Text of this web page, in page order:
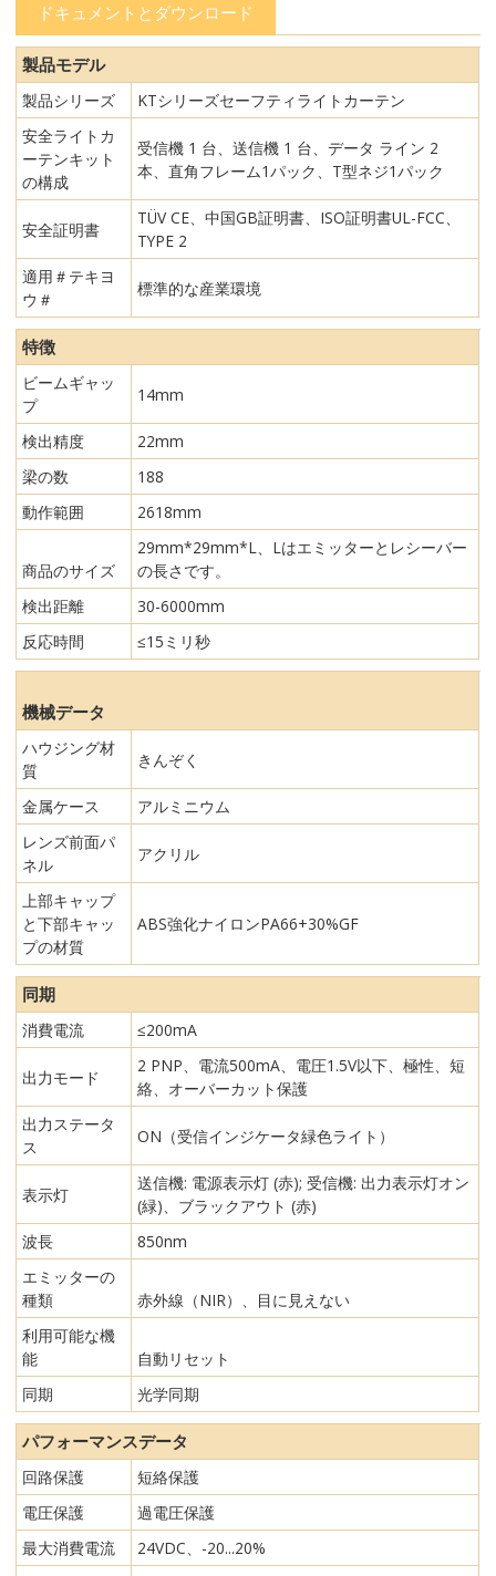
ドキュメントとダウンロード
製品モデル
製品シリーズ
KTシリーズセーフティライトカーテン
安全ライトカ
ーテンキット
の構成
受信機 1 台、送信機 1 台、データ ライン 2
本、直角フレーム1パック、T型ネジ1パック
安全証明書
TÜV CE、中国GB証明書、ISO証明書UL-FCC、
TYPE 2
適用＃テキヨ
ウ＃
標準的な産業環境
特徴
ビームギャッ
プ
14mm
検出精度
22mm
梁の数
188
動作範囲
2618mm
商品のサイズ
29mm*29mm*L、Lはエミッターとレシーバー
の長さです。
検出距離
30-6000mm
反応時間
≤15ミリ秒
機械データ
ハウジング材
質
きんぞく
金属ケース
アルミニウム
レンズ前面パ
ネル
アクリル
上部キャップ
と下部キャッ
プの材質
ABS強化ナイロンPA66+30%GF
同期
消費電流 ≤200mA
出力モード
2 PNP、電流500mA、電圧1.5V以下、極性、短
絡、オーバーカット保護
出力ステータ
ス
ON（受信インジケータ緑色ライト）
表示灯
送信機: 電源表示灯 (赤); 受信機: 出力表示灯オン
(緑)、ブラックアウト (赤)
波長
850nm
エミッターの
種類
赤外線（NIR）、目に見えない
利用可能な機
能
自動リセット
同期
光学同期
パフォーマンスデータ
回路保護
短絡保護
電圧保護
過電圧保護
最大消費電流
24VDC、-20...20%